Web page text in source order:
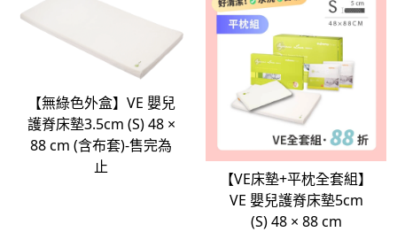
立即選購
【無綠色外盒】VE 嬰兒
護脊床墊3.5cm (S) 48 ×
88 cm (含布套)-售完為
止
立即選購
【VE床墊+平枕全套組】
VE 嬰兒護脊床墊5cm
(S) 48 × 88 cm